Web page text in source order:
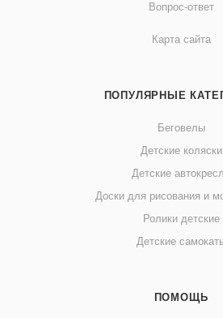
Вопрос-ответ
Карта сайта
ПОПУЛЯРНЫЕ
Беговелы
Детские коляски
Детские
Доски для рисования и
Ролики детские
Детские
ПОМОЩЬ